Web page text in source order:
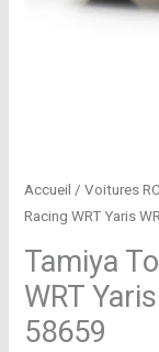
Accueil /Voitures RC
Racing WRT Yaris
Tamiya
WRT
58659